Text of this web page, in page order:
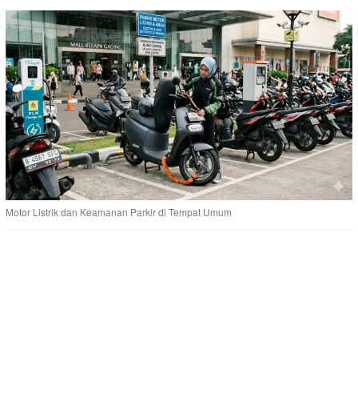
Motor Listrik dan Keamanan Parkir di Tempat Umum